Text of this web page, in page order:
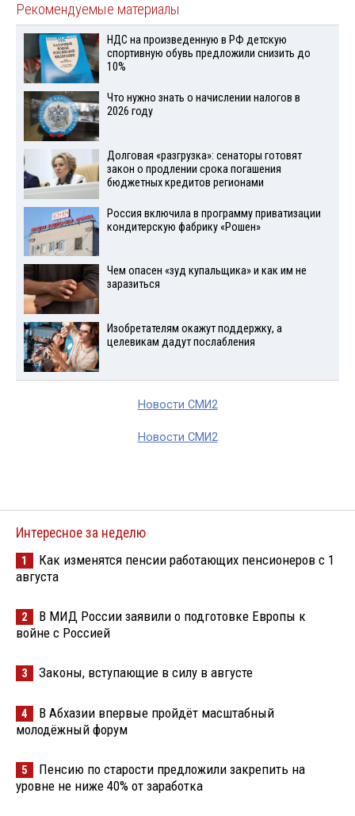
Рекомендуемые материалы
НДС на произведенную в РФ детскую
спортивную обувь предложили снизить до
10%
Что нужно знать о начислении налогов в
2026 году
Долговая «разгрузка»: сенаторы готовят
закон о продлении срока погашения
бюджетных кредитов регионами
Россия включила в программу приватизации
кондитерскую фабрику «Рошен»
Чем опасен «зуд купальщика» и как им не
заразиться
Изобретателям окажут поддержку, а
целевикам дадут послабления
Новости СМИ2
Новости СМИ2
Интересное за неделю
1
Как изменятся пенсии работающих пенсионеров с 1
августа
2
В МИД России заявили о подготовке Европы к
войне с Россией
3 Законы, вступающие в силу в августе
4
В Абхазии впервые пройдёт масштабный
молодёжный форум
5
Пенсию по старости предложили закрепить на
уровне не ниже 40% от заработка